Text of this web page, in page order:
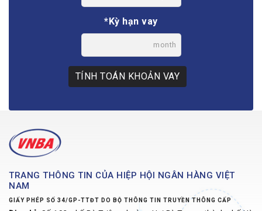
*Kỳ hạn vay
month
TÍNH TOÁN KHOẢN VAY
TRANG THÔNG TIN CỦA HIỆP HỘI NGÂN HÀNG VIỆT
NAM
GIẤY PHÉP SỐ 34/GP-TTĐT DO BỘ THÔNG TIN TRUYỀN THÔNG CẤP